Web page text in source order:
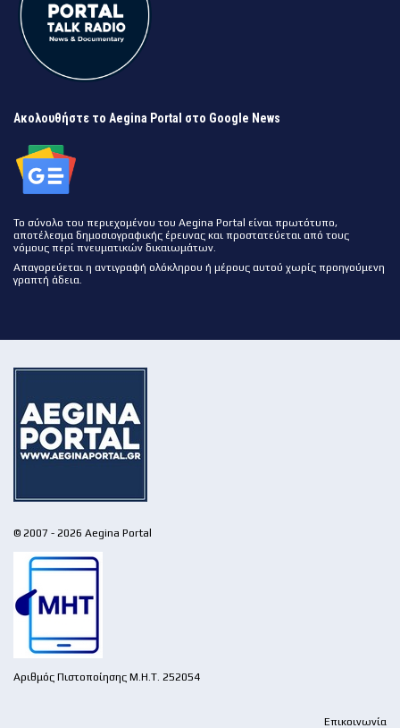
Ακολουθήστε το Aegina Portal στο Google News
Το σύνολο του περιεχομένου του Aegina Portal είναι πρωτότυπο,
αποτέλεσμα δημοσιογραφικής έρευνας και προστατεύεται από τους
νόμους περί πνευματικών δικαιωμάτων.
Απαγορεύεται η αντιγραφή ολόκληρου ή μέρους αυτού χωρίς προηγούμενη
γραπτή άδεια.
© 2007 - 2026 Aegina Portal
Αριθμός Πιστοποίησης Μ.Η.Τ. 252054
Επικοινωνία